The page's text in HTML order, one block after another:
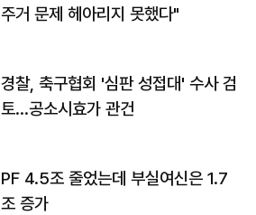
주거 문제 헤아리지 못했다"
경찰, 축구협회 '심판 성접대' 수사 검
토…공소시효가 관건
PF 4.5조 줄었는데 부실여신은 1.7
조 증가